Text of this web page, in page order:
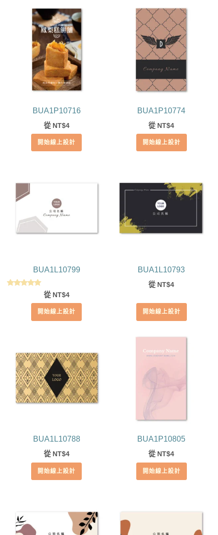
BUA1P10716
從 NT$4
開始線上設計
BUA1P10774
從 NT$4
開始線上設計
BUA1L10799
滿分 5
從 NT$4
開始線上設計
BUA1L10793
從 NT$4
開始線上設計
BUA1L10788
從 NT$4
開始線上設計
BUA1P10805
從 NT$4
開始線上設計